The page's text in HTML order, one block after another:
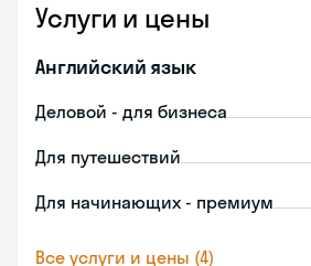
Услуги и цены
Английский язык
Деловой - для бизнеса
Для путешествий
Для начинающих - премиум
Все услуги и цены (4)